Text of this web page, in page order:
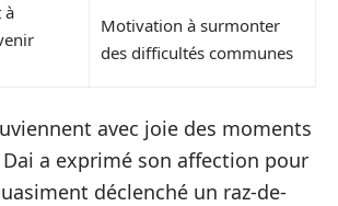
à
Motivation à surmonter
des difficultés communes
avec joie des moments
a exprimé son affection pour
déclenché un raz-de-